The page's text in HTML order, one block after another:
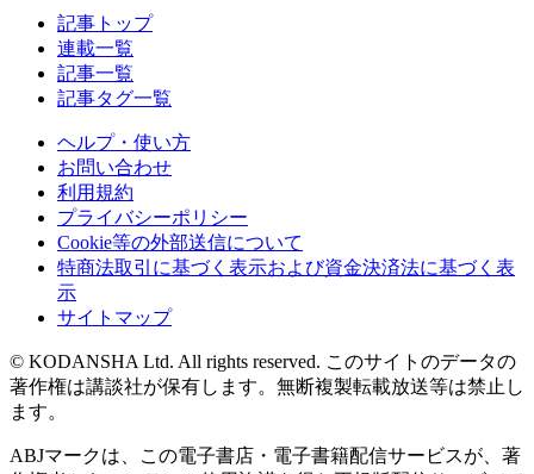
記事トップ
連載一覧
記事一覧
記事タグ一覧
ヘルプ・使い方
お問い合わせ
利用規約
プライバシーポリシー
Cookie等の外部送信について
特商法取引に基づく表示および資金決済法に基づく表
示
サイトマップ
© KODANSHA Ltd. All rights reserved. このサイトのデータの
著作権は講談社が保有します。無断複製転載放送等は禁止し
ます。
ABJマークは、この電子書店・電子書籍配信サービスが、著